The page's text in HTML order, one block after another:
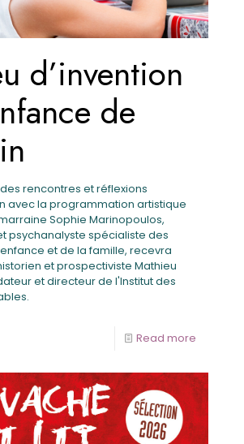
d’invention
de
rencontres et réflexions
avec la programmation artistique
Sophie Marinopoulos,
psychanalyste spécialiste des
et de la famille, recevra
et prospectiviste Mathieu
et directeur de l'Institut des
Read more